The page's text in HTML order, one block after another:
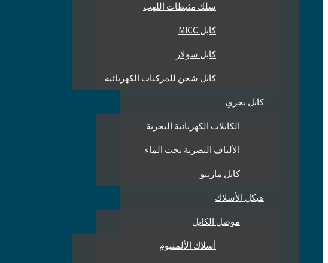
سلك مثبطات اللهب
كابل MICC
كابل سولار
كابل شحن للمركبات الكهربائية
كابل بحري
الكابلات الكهربائية البحرية
الألياف البصرية تحت الماء
كابل مارينو
هيكل الأسلاك
موصل الكابل
أسلاك الألمنيوم